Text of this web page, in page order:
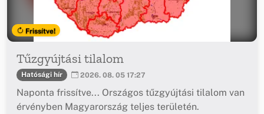
Frissítve!
Tűzgyújtási tilalom
Hatósági hír 2026. 08. 05 17:27
Naponta frissítve... Országos tűzgyújtási tilalom van
érvényben Magyarország teljes területén.